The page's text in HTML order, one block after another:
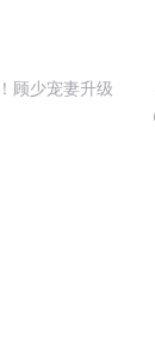
顾少宠妻升级